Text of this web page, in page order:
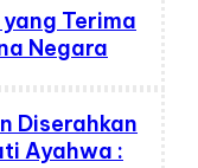
Terima
Negara
Diserahkan
Ayahwa :